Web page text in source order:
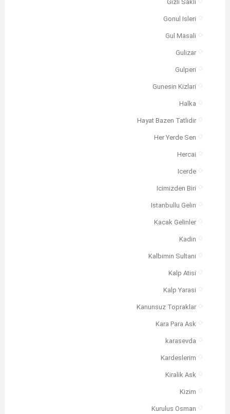
Gizli Sakli
Gonul Isleri
Gul Masali
Gulizar
Gulperi
Gunesin Kizlari
Halka
Hayat Bazen Tatlidir
Her Yerde Sen
Hercai
Icerde
Icimizden Biri
Istanbullu Gelin
Kacak Gelinler
Kadin
Kalbimin Sultani
Kalp Atisi
Kalp Yarasi
Kanunsuz Topraklar
Kara Para Ask
karasevda
Kardeslerim
Kiralik Ask
Kizim
Kurulus Osman